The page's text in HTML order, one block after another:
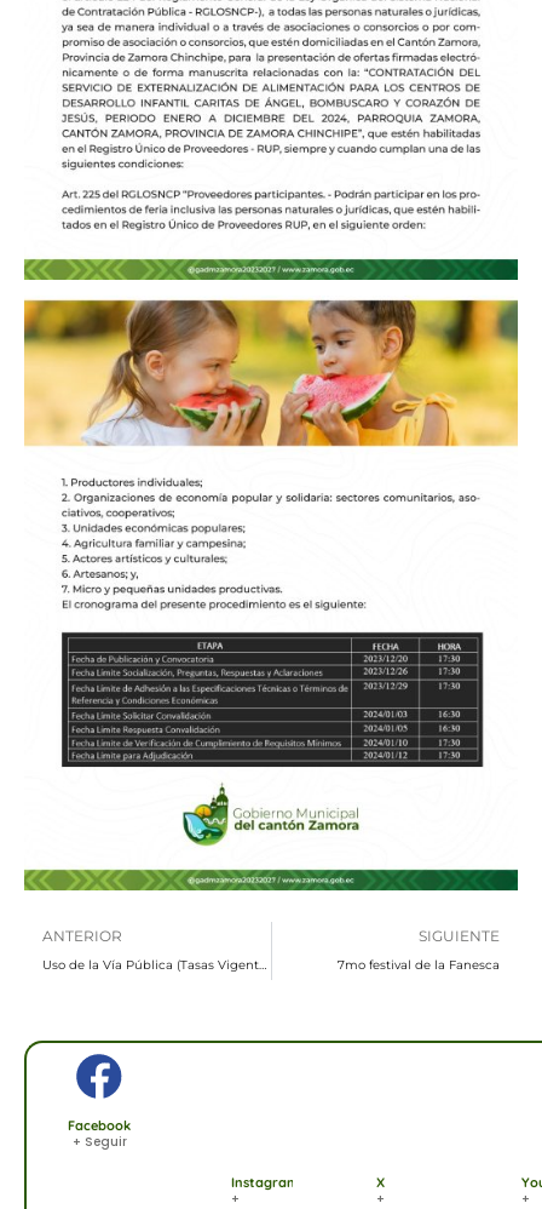
Prev
ANTERIOR SIGUIENTE
7mo festival de la Fanesca
Facebook
+ Seguir
Instagram
+
X
+
+